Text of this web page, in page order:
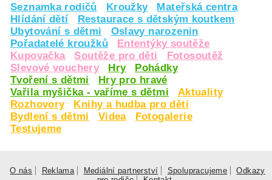
Seznamka rodičů Kroužky
Mateřská centra
Hlídání dětí
Restaurace s dětským koutkem
Ubytování s dětmi
Oslavy narozenin
Pořadatelé kroužků
Ententýky soutěže
Kupovačka
Soutěže pro děti
Fotosoutěž
Slevové vouchery
Hry
Pohádky
Tvoření s dětmi
Hry pro hravé
Vařila myšička - vaříme s dětmi
Aktuality
Rozhovory
Knihy a hudba pro děti
Bydlení s dětmi
Videa
Fotogalerie
Testujeme
O nás Reklama Mediální partnerství Spolupracujeme
Odkazy